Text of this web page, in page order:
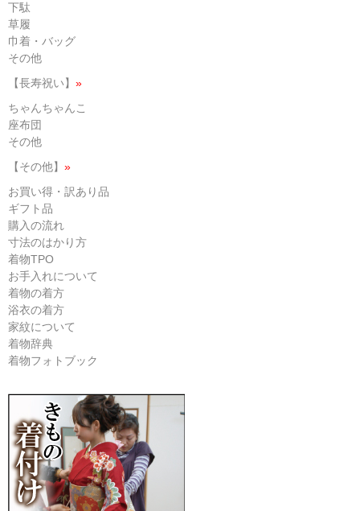
下駄
草履
巾着・バッグ
その他
【長寿祝い】 »
ちゃんちゃんこ
座布団
その他
【その他】 »
お買い得・訳あり品
ギフト品
購入の流れ
寸法のはかり方
着物TPO
お手入れについて
着物の着方
浴衣の着方
家紋について
着物辞典
着物フォトブック